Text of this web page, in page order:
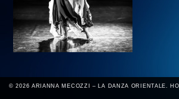
© 2026 ARIANNA MECOZZI – LA DANZA ORIENTALE.